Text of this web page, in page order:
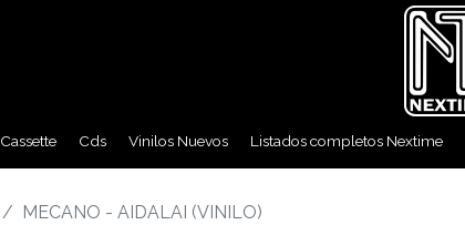
Cassette Cds Vinilos Nuevos Listados completos Nextime
MECANO - AIDALAI (VINILO)